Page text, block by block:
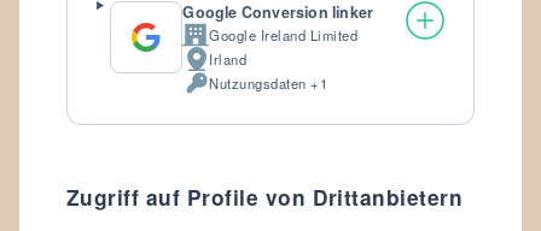
Google Conversion linker
Firma:Google Ireland Limited
Verarbeitungsort:
Irland
Verarbeitete
Daten:
Nutzungsdaten +1
Zugriff auf Profile von Drittanbietern